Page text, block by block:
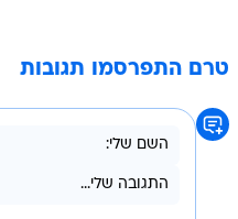
טרם התפרסמו תגובות